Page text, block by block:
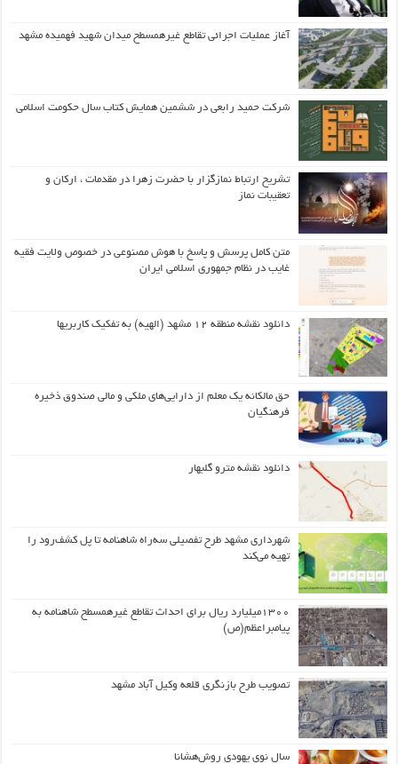
آغاز عملیات اجرائی تقاطع غیرهمسطح میدان شهید فهمیده مشهد
شرکت حمید رابعی در ششمین همایش کتاب سال حکومت اسلامی
تشریح ارتباط نمازگزار با حضرت زهرا در مقدمات ، ارکان و
تعقیبات نماز
متن کامل پرسش و پاسخ با هوش مصنوعی در خصوص ولایت فقیه
غایب در نظام جمهوری اسلامی ایران
دانلود نقشه منطقه ۱۲ مشهد (الهیه) به تفکیک کاربریها
حق مالکانه یک معلم از دارایی‌های ملکی و مالی صندوق ذخیره
فرهنگیان
دانلود نقشه مترو گلبهار
شهرداری مشهد طرح تفصیلی سه‌راه شاهنامه تا پل کشف‌رود را
تهیه می‌کند
۱۳۰۰میلیارد ریال برای احداث تقاطع غیرهمسطح شاهنامه به
پیامبراعظم(ص)
تصویب طرح بازنگری قلعه وکیل آباد مشهد
سال نوی یهودی روش‌هشانا